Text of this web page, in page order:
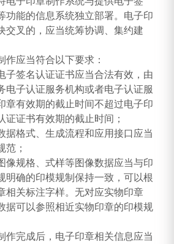
功能的信息系统独立部署。电子印
交叉的，应当统筹协调、集约建
应当符合以下要求：
子签名认证证书应当合法有效，由
电子认证服务机构或者电子认证服
章有效期的截止时间不超过电子印
证书有效期的截止时间；
据格式、生成流程和应用接口应当
；
像规格、式样等图像数据应当与印
明确的印模规制保持一致，可以根
相关标注字样。无对应实物印章
据可以参照相近实物印章的印模规
作完成后，电子印章相关信息应当